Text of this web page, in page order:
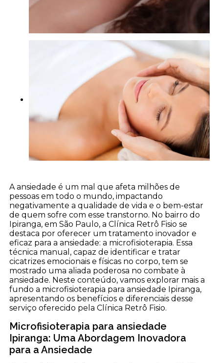
A ansiedade é um mal que afeta milhões de
pessoas em todo o mundo, impactando
negativamente a qualidade de vida e o bem-estar
de quem sofre com esse transtorno. No bairro do
Ipiranga, em São Paulo, a Clínica Retrô Fisio se
destaca por oferecer um tratamento inovador e
eficaz para a ansiedade: a microfisioterapia. Essa
técnica manual, capaz de identificar e tratar
cicatrizes emocionais e físicas no corpo, tem se
mostrado uma aliada poderosa no combate à
ansiedade. Neste conteúdo, vamos explorar mais a
fundo a microfisioterapia para ansiedade Ipiranga,
apresentando os benefícios e diferenciais desse
serviço oferecido pela Clínica Retrô Fisio.
Microfisioterapia para ansiedade
Ipiranga: Uma Abordagem Inovadora
para a Ansiedade